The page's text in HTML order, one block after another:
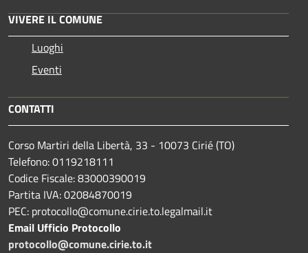
VIVERE IL COMUNE
Luoghi
Eventi
CONTATTI
Corso Martiri della Libertà, 33 - 10073 Cirié (TO)
Telefono: 0119218111
Codice Fiscale: 83000390019
Partita IVA: 02084870019
PEC: protocollo@comune.cirie.to.legalmail.it
Email Ufficio Protocollo
protocollo@comune.cirie.to.it